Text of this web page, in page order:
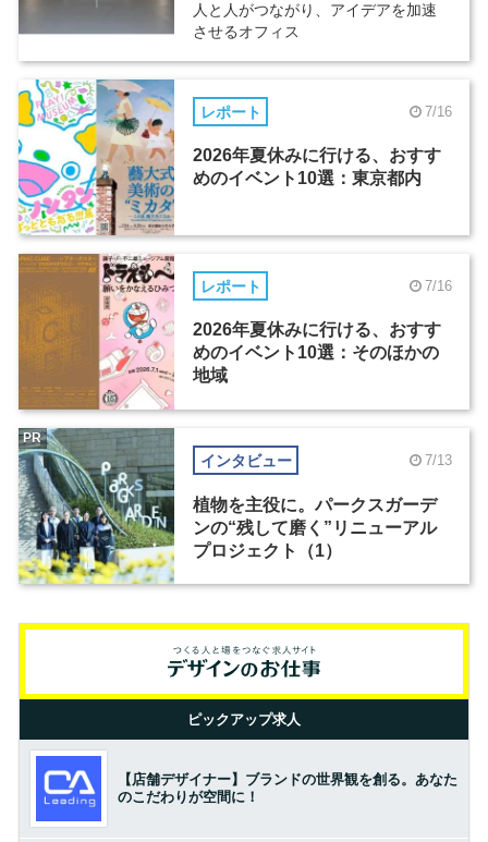
人と人がつながり、アイデアを加速
させるオフィス
レポート 7/16
2026年夏休みに行ける、おすす
めのイベント10選：東京都内
レポート 7/16
2026年夏休みに行ける、おすす
めのイベント10選：そのほかの
地域
インタビュー 7/13
植物を主役に。パークスガーデ
ンの“残して磨く”リニューアル
プロジェクト（1）
PR
ピックアップ求人
【店舗デザイナー】ブランドの世界観を創る。あなた
のこだわりが空間に！